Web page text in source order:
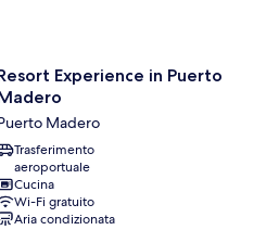
Puerto
Experience in Puerto
Madero
Trasferimento
aeroportuale
Cucina
Wi-Fi gratuito
Aria condizionata